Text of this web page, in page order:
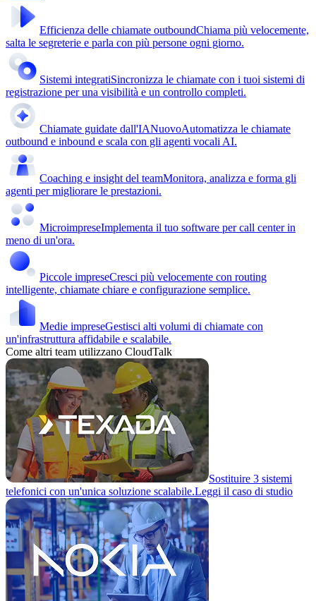
Efficienza delle chiamate outboundChiama più velocemente,
salta le segreterie e parla con più persone ogni giorno.
Sistemi integratiSincronizza le chiamate con i tuoi sistemi di
registrazione per una visibilità e un controllo completi.
Chiamate guidate dall'IANuovoAutomatizza le chiamate
outbound e inbound e scala con gli agenti vocali AI.
Coaching e insight del teamMonitora, analizza e forma gli
agenti per migliorare le prestazioni.
MicroimpreseImplementa il tuo software per call center in
meno di un'ora.
Piccole impreseCresci più velocemente con routing
intelligente, chiamate chiare e configurazione semplice.
Medie impreseGestisci alti volumi di chiamate con
un'infrastruttura affidabile e scalabile.
Come altri team utilizzano CloudTalk
Sostituire 3 sistemi
telefonici con un'unica soluzione scalabile.Leggi il caso di studio